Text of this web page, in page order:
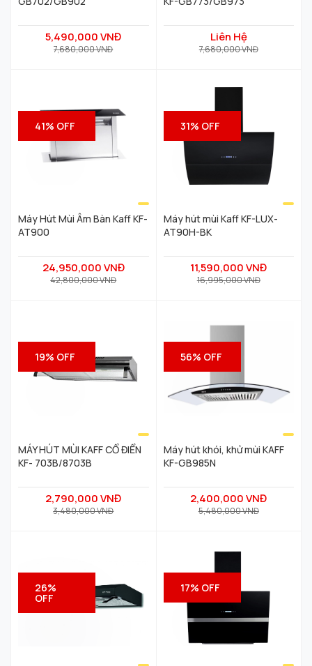
5,490,000 VNĐ
7,680,000 VNĐ
Liên Hệ
7,680,000 VNĐ
41% OFF
Máy Hút Mùi Âm Bàn Kaff KF-
AT900
24,950,000 VNĐ
42,800,000 VNĐ
31% OFF
Máy hút mùi Kaff KF-LUX-
AT90H-BK
11,590,000 VNĐ
16,995,000 VNĐ
19% OFF
MÁY HÚT MÙI KAFF CỔ ĐIỂN
KF- 703B/8703B
2,790,000 VNĐ
3,480,000 VNĐ
56% OFF
Máy hút khói, khử mùi KAFF
KF-GB985N
2,400,000 VNĐ
5,480,000 VNĐ
26%
OFF
17% OFF